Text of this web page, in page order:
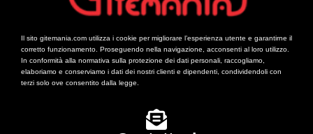
Il sito gitemania.com utilizza i cookie per migliorare l’esperienza utente e garantirne il
corretto funzionamento. Proseguendo nella navigazione, acconsenti al loro utilizzo.
In conformità alla normativa sulla protezione dei dati personali, raccogliamo,
elaboriamo e conserviamo i dati dei nostri clienti e dipendenti, condividendoli con
terzi solo ove consentito dalla legge.